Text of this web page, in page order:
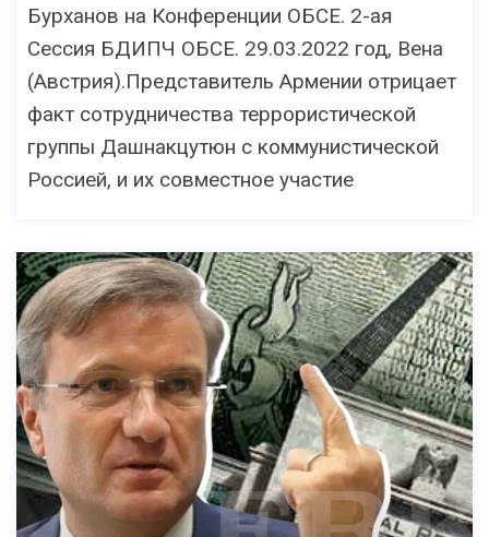
Бурханов на Конференции ОБСЕ. 2-ая
Сессия БДИПЧ ОБСЕ. 29.03.2022 год, Вена
(Австрия).Представитель Армении отрицает
факт сотрудничества террористической
группы Дашнакцутюн с коммунистической
Россией, и их совместное участие